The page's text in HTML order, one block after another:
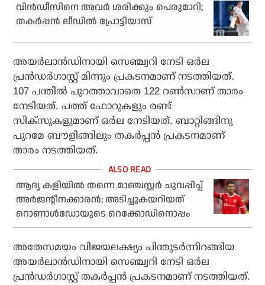
വിന്‍ഡീസിനെ അവര്‍ ശരിക്കും പെരുമാറി;
തകര്‍പ്പന്‍ ലീഡില്‍ പ്രോട്ടിയാസ്
അയര്‍ലാന്‍ഡിനായി സെഞ്ച്വറി നേടി ഒര്‍ല
പ്രന്‍ഡര്‍ഗാസ്റ്റ് മിന്നും പ്രകടനമാണ് നടത്തിയത്.
107 പന്തില്‍ പുറത്താവാതെ 122 റണ്‍സാണ് താരം
നേടിയത്. പത്ത് ഫോറുകളും രണ്ട്
സിക്സുകളുമാണ് ഒര്‍ല നേടിയത്. ബാറ്റിങ്ങിനു
പുറമേ ബൗളിങ്ങിലും തകര്‍പ്പന്‍ പ്രകടനമാണ്
താരം നടത്തിയത്.
ആദ്യ കളിയില്‍ തന്നെ മാഞ്ചസ്റ്റര്‍ ചുവപ്പിച്ച്
അര്‍ജന്റീനക്കാരന്‍; അടിച്ചുകയറിയത്
റൊണാള്‍ഡോയുടെ റെക്കോഡിനൊപ്പം
അതേസമയം വിജയലക്ഷ്യം പിന്തുടര്‍ന്നിറങ്ങിയ
അയര്‍ലാന്‍ഡിനായി സെഞ്ച്വറി നേടി ഒര്‍ല
പ്രന്‍ഡര്‍ഗാസ്റ്റ് തകര്‍പ്പന്‍ പ്രകടനമാണ് നടത്തിയത്.